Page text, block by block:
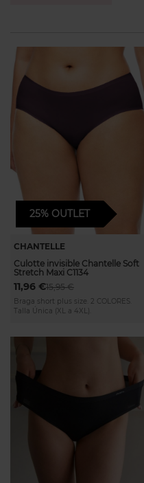
25% OUTLET
CHANTELLE
Culotte invisible Chantelle Soft
Stretch Maxi C1134
15,95 €
11,96 €
Braga short plus size. 2 COLORES.
Talla Única (XL a 4XL).